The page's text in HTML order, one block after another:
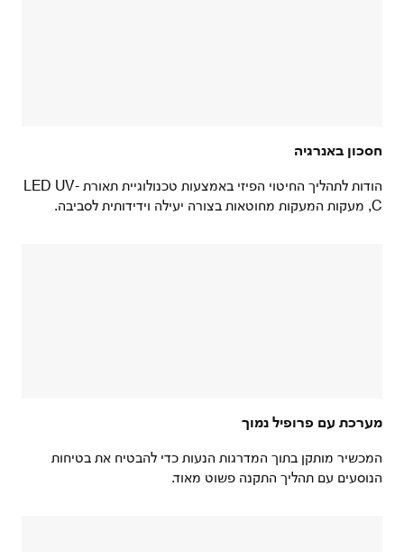
חסכון באנרגיה
הודות לתהליך החיטוי הפיזי באמצעות טכנולוגיית תאורת LED UV-
C, מעקות המעקות מחוטאות בצורה יעילה וידידותית לסביבה.
מערכת עם פרופיל נמוך
המכשיר מותקן בתוך המדרגות הנעות כדי להבטיח את בטיחות
הנוסעים עם תהליך התקנה פשוט מאוד.